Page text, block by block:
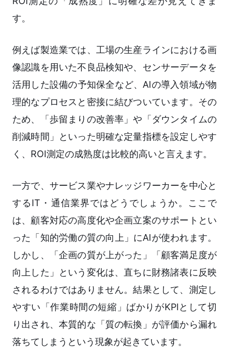
す。
例えば製造業では、工場の生産ラインにおける画
像認識を用いた不良品検知や、センサーデータを
活用した設備の予知保全など、AIの導入領域が物
理的なプロセスと密接に結びついています。その
ため、「歩留まりの改善率」や「ダウンタイムの
削減時間」といった明確な定量指標を設定しやす
く、ROI測定の成熟度は比較的高いと言えます。
一方で、サービス業やナレッジワーカーを中心と
するIT・通信業界ではどうでしょうか。ここで
は、顧客対応の高度化や企画立案のサポートとい
った「知的労働の質の向上」にAIが使われます。
しかし、「企画の質が上がった」「顧客満足度が
向上した」という変化は、直ちに財務諸表に反映
されるわけではありません。結果として、測定し
やすい「作業時間の短縮」ばかりがKPIとして切
り出され、本質的な「質の転換」が評価から漏れ
落ちてしまうという現象が起きています。